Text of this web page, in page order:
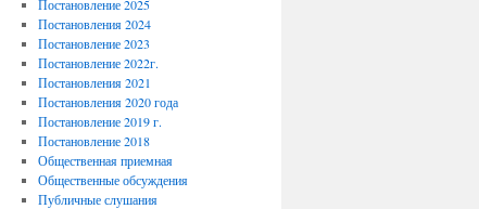
Постановление 2025
Постановления 2024
Постановление 2023
Постановление 2022г.
Постановления 2021
Постановления 2020 года
Постановление 2019 г.
Постановление 2018
Общественная приемная
Общественные обсуждения
Публичные слушания